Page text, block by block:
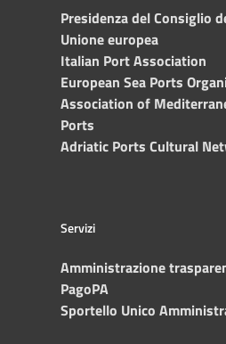
Presidenza del Consiglio
Unione europea
Italian Port Association
European Sea Ports
Association of
Ports
Adriatic Ports Cultural
Servizi
Amministrazione
PagoPA
Sportello Unico